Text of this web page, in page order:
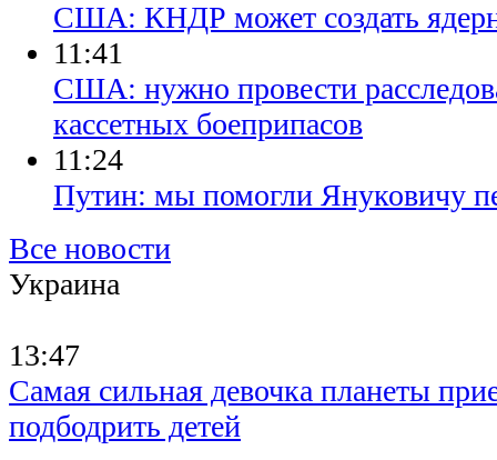
​США: КНДР может создать
11:41
​США: нужно провести
кассетных боеприпасов
11:24
​Путин: мы помогли Януковичу
Все новости
Украина
13:47
Самая сильная девочка планеты
подбодрить детей